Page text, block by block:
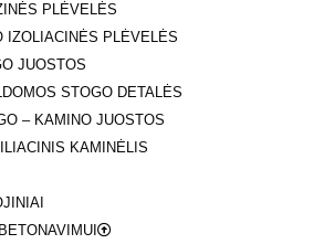
PLĖVELĖS
IZOLIACINĖS PLĖVELĖS
JUOSTOS
STOGO DETALĖS
– KAMINO JUOSTOS
KAMINĖLIS